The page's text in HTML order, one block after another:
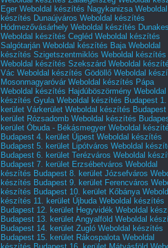
Eger Weboldal készítés Nagykanizsa Weboldal
készítés Dunaújváros Weboldal készítés
Hódmezővásárhely Weboldal készítés
Weboldal készítés Cegléd Weboldal készítés
Salgótarján Weboldal készítés Baja Weboldal
készítés Szigetszentmiklós Weboldal készítés
Weboldal készítés Szekszárd Weboldal
Vác Weboldal készítés Gödöllő Weboldal
Mosonmagyaróvár Weboldal készítés Pápa
Weboldal készítés Hajdúböszörmény Weboldal
készítés Gyula Weboldal készítés Budapest 1.
kerület Várkerület Weboldal készítés Budapest
kerület Rózsadomb Weboldal készítés
kerület Óbuda - Békásmegyer Weboldal
Budapest 4. kerület Újpest Weboldal készítés
Budapest 5. kerület Lipótváros Weboldal
Budapest 6. kerület Terézváros Weboldal
Budapest 7. kerület Erzsébetváros Weboldal
készítés Budapest 8. kerület Józsefváros
készítés Budapest 9. kerület Ferencváros
készítés Budapest 10. kerület Kőbánya
készítés 11. kerület Újbuda Weboldal készítés
Budapest 12. kerület Hegyvidék Weboldal
Budapest 13. kerület Angyalföld Weboldal
Budapest 14. kerület Zugló Weboldal készítés
Budapest 15. kerület Rákospalota Weboldal
készítés Budapest 16. kerület Mátyásföld